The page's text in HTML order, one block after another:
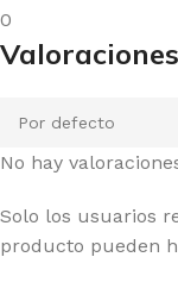
0
Valoraciones
No hay
Solo los usuarios
producto pueden